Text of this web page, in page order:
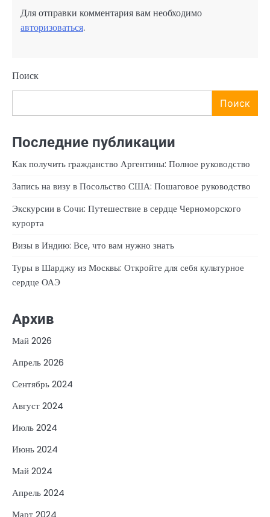
Для отправки комментария вам необходимо
авторизоваться.
Поиск
Поиск
Последние публикации
Как получить гражданство Аргентины: Полное руководство
Запись на визу в Посольство США: Пошаговое руководство
Экскурсии в Сочи: Путешествие в сердце Черноморского
курорта
Визы в Индию: Все, что вам нужно знать
Туры в Шарджу из Москвы: Откройте для себя культурное
сердце ОАЭ
Архив
Май 2026
Апрель 2026
Сентябрь 2024
Август 2024
Июль 2024
Июнь 2024
Май 2024
Апрель 2024
Март 2024